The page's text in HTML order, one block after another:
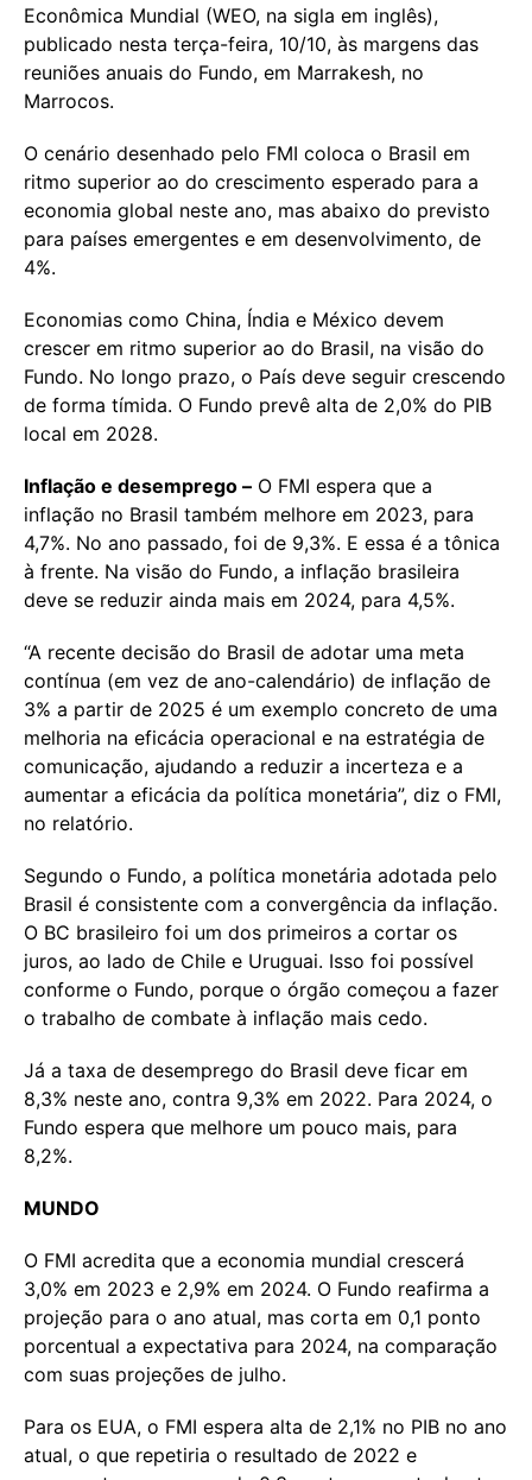
Econômica Mundial (WEO, na sigla em inglês),
publicado nesta terça-feira, 10/10, às margens das
reuniões anuais do Fundo, em Marrakesh, no
Marrocos.
O cenário desenhado pelo FMI coloca o Brasil em
ritmo superior ao do crescimento esperado para a
economia global neste ano, mas abaixo do previsto
para países emergentes e em desenvolvimento, de
4%.
Economias como China, Índia e México devem
crescer em ritmo superior ao do Brasil, na visão do
Fundo. No longo prazo, o País deve seguir crescendo
de forma tímida. O Fundo prevê alta de 2,0% do PIB
local em 2028.
Inflação e desemprego – O FMI espera que a
inflação no Brasil também melhore em 2023, para
4,7%. No ano passado, foi de 9,3%. E essa é a tônica
à frente. Na visão do Fundo, a inflação brasileira
deve se reduzir ainda mais em 2024, para 4,5%.
“A recente decisão do Brasil de adotar uma meta
contínua (em vez de ano-calendário) de inflação de
3% a partir de 2025 é um exemplo concreto de uma
melhoria na eficácia operacional e na estratégia de
comunicação, ajudando a reduzir a incerteza e a
aumentar a eficácia da política monetária”, diz o FMI,
no relatório.
Segundo o Fundo, a política monetária adotada pelo
Brasil é consistente com a convergência da inflação.
O BC brasileiro foi um dos primeiros a cortar os
juros, ao lado de Chile e Uruguai. Isso foi possível
conforme o Fundo, porque o órgão começou a fazer
o trabalho de combate à inflação mais cedo.
Já a taxa de desemprego do Brasil deve ficar em
8,3% neste ano, contra 9,3% em 2022. Para 2024, o
Fundo espera que melhore um pouco mais, para
8,2%.
MUNDO
O FMI acredita que a economia mundial crescerá
3,0% em 2023 e 2,9% em 2024. O Fundo reafirma a
projeção para o ano atual, mas corta em 0,1 ponto
porcentual a expectativa para 2024, na comparação
com suas projeções de julho.
Para os EUA, o FMI espera alta de 2,1% no PIB no ano
atual, o que repetiria o resultado de 2022 e